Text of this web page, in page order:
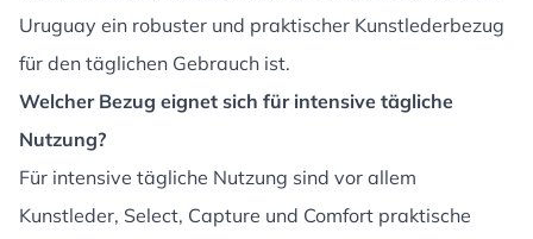
Uruguay ein robuster und praktischer Kunstlederbezug
für den täglichen Gebrauch ist.
Welcher Bezug eignet sich für intensive tägliche
Nutzung?
Für intensive tägliche Nutzung sind vor allem
Kunstleder, Select, Capture und Comfort praktische